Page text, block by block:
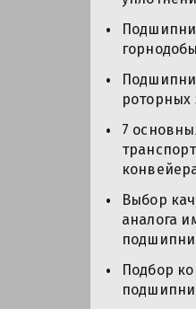
роторных
7
Выбор
аналога
Подбор